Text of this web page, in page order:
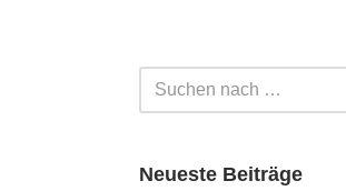
Neueste Beiträge